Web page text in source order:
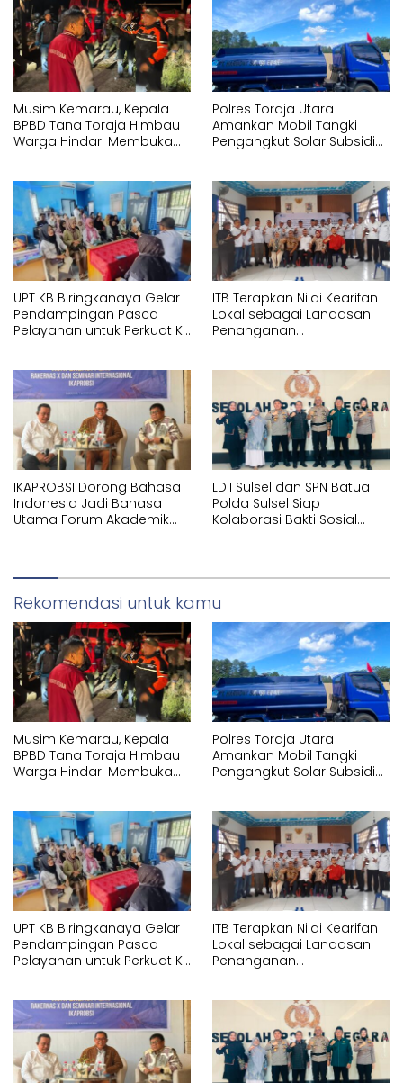
Musim Kemarau, Kepala
BPBD Tana Toraja Himbau
Warga Hindari Membuka
Polres Toraja Utara
Amankan Mobil Tangki
Pengangkut Solar Subsidi
UPT KB Biringkanaya Gelar
Pendampingan Pasca
Pelayanan untuk Perkuat KB
ITB Terapkan Nilai Kearifan
Lokal sebagai Landasan
Penanganan
IKAPROBSI Dorong Bahasa
Indonesia Jadi Bahasa
Utama Forum Akademik
LDII Sulsel dan SPN Batua
Polda Sulsel Siap
Kolaborasi Bakti Sosial
Rekomendasi untuk kamu
Musim Kemarau, Kepala
BPBD Tana Toraja Himbau
Warga Hindari Membuka
Polres Toraja Utara
Amankan Mobil Tangki
Pengangkut Solar Subsidi
UPT KB Biringkanaya Gelar
Pendampingan Pasca
Pelayanan untuk Perkuat KB
ITB Terapkan Nilai Kearifan
Lokal sebagai Landasan
Penanganan